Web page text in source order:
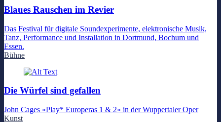
Blaues Rauschen im Revier
Das Festival für digitale Soundexperimente, elektronische Musik,
Tanz, Performance und Installation in Dortmund, Bochum und
Essen.
Bühne
Die Würfel sind gefallen
John Cages »Play* Europeras 1 & 2« in der Wuppertaler Oper
Kunst